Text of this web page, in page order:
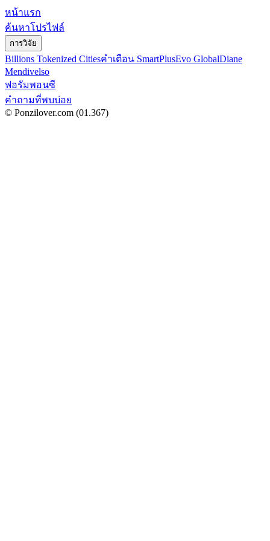
หน้าแรก
ค้นหาโปรไฟล์
การวิจัย
Billions Tokenized Citiesคำเตือน SmartPlusEvo GlobalDiane
Mendivelso
ฟอรัมพอนซี
คำถามที่พบบ่อย
© Ponzilover.com (01.367)